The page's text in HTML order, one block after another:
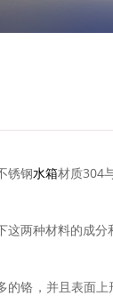
锈钢水箱材质304
两种材料的成
铬，并且表面